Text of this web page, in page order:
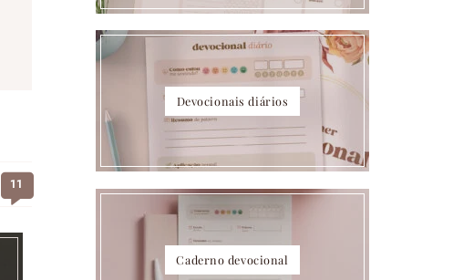
11
Devocionais diários
Caderno devocional